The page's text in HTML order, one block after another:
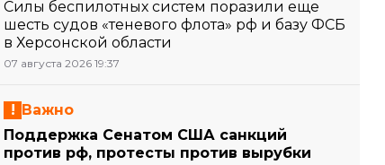
Силы беспилотных систем поразили еще
шесть судов «теневого флота» рф и базу ФСБ
в Херсонской области
07 августа 2026 19:37
Важно
Поддержка Сенатом США санкций
против рф, протесты против вырубки